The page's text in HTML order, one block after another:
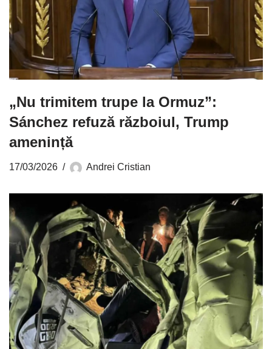
„Nu trimitem trupe la Ormuz”:
Sánchez refuză războiul, Trump
amenință
17/03/2026 Andrei Cristian